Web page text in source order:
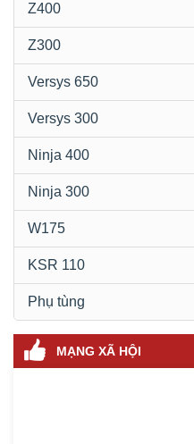
Z400
Z300
Versys 650
Versys 300
Ninja 400
Ninja 300
W175
KSR 110
Phụ tùng
MẠNG XÃ HỘI